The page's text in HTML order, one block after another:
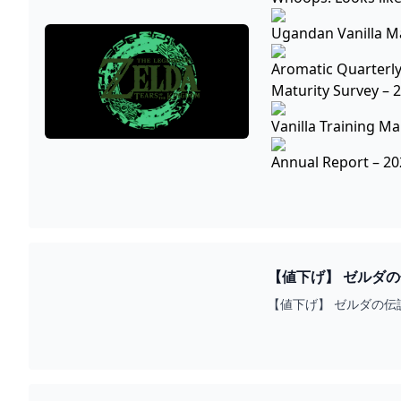
Ugandan Vanilla
Aromatic
Maturity Survey –
Vanilla Training
Annual Report –
【値下げ】 ゼル
【値下げ】 ゼルダ